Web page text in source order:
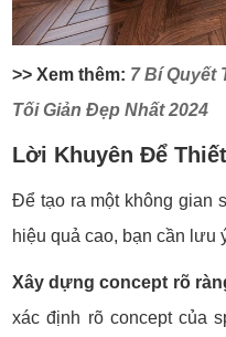
>> Xem thêm: 7 Bí Quyết
Tối Giản Đẹp Nhất 2024
Lời Khuyên Để
Để tạo ra một không gian
hiệu quả cao, bạn cần lưu
Xây dựng concept rõ
xác định rõ concept của